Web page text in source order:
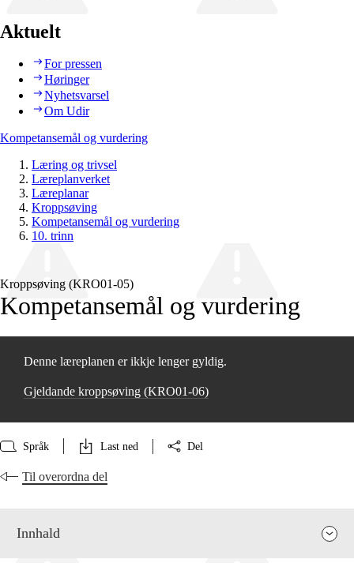
Aktuelt
For pressen
Høringer
Nyhetsvarsel
Om Udir
Kompetansemål og vurdering
Læring og trivsel
Læreplanverket
Læreplanar
Kroppsøving
Kompetansemål og vurdering
10. trinn
Kroppsøving (KRO01‑05)
Kompetansemål og vurdering
Denne læreplanen er ikkje lenger gyldig.
Gjeldande kroppsøving (KRO01‑06)
Språk Last ned Del
Til overordna del
Innhald